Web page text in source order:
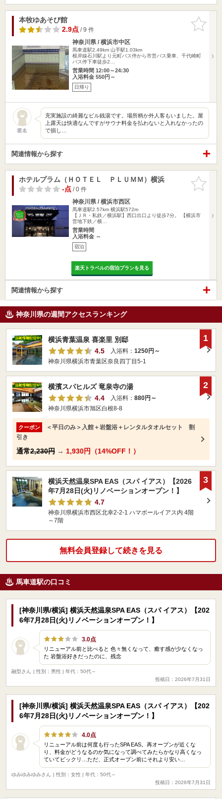
お気に入
りに追加
本牧ゆあそび館
2.9点/ 9 件
神奈川県 / 横浜市中区
馬車道駅2.49km 山手駅1.03km
根岸線石川駅より元町バス停から市営バス乗車、千代崎町
バス停下車徒歩2…
営業時間 12:00～24:30
入浴料金 550円～
日帰り
匿名
充実施設の綺麗なビル銭湯です。場所柄か外人客もいました。屋
上露天は快適なんですがサウナ料金を払わないと入れなかったの
で損し…
関連情報から探す
お気に入
りに追加
ホテルプラム（ＨＯＴＥＬ ＰＬＵＭＭ）横浜
-点/ 0 件
神奈川県 / 横浜市西区
馬車道駅2.57km 横浜駅572m
【ＪＲ・私鉄／横浜駅】西口出口より徒歩7分。 【横浜市
営地下鉄／横…
営業時間
入浴料金 ～
宿泊
楽天トラベルの宿泊プランを見る
関連情報から探す
神奈川県の週間アクセスランキング
横浜青葉温泉 喜楽里 別邸
4.5
入浴料： 1250円～
神奈川県横浜市青葉区奈良四丁目5-1
1
横濱スパヒルズ 竜泉寺の湯
4.4
入浴料： 880円～
神奈川県横浜市旭区白根8-8
クーポン
＜平日のみ＞入館＋岩盤浴＋レンタルタオルセット 割
引き
通常2,230円 → 1,930円（14%OFF！）
2
横浜天然温泉SPA EAS（スパ イアス）【2026
年7月28日(火)リノベーションオープン！】
4.7
神奈川県横浜市西区北幸2-2-1 ハマボールイアス内 4階
～7階
3
無料会員登録して続きを見る
馬車道駅の口コミ
[神奈川県/横浜] 横浜天然温泉SPA EAS（スパ イアス）【202
6年7月28日(火)リノベーションオープン！】
3.0点
リニューアル前と比べると 色々無くなって、癒す感が少なくなっ
た 岩盤浴好きだったのに、残念
融型さん
| 性別：男性 | 年代：50代～
投稿日：2026年7月31日
[神奈川県/横浜] 横浜天然温泉SPA EAS（スパ イアス）【202
6年7月28日(火)リノベーションオープン！】
4.0点
リニューアル前は何度も行ったSPA EAS。再オープンが近くな
り、料金がどうなるのか気になって調べてみたらかなり高くなっ
ていてビックリ…ただ、正式オープン前にそれより安い…
ゆみゆみゆみさん
| 性別：女性 | 年代：50代～
投稿日：2026年7月31日